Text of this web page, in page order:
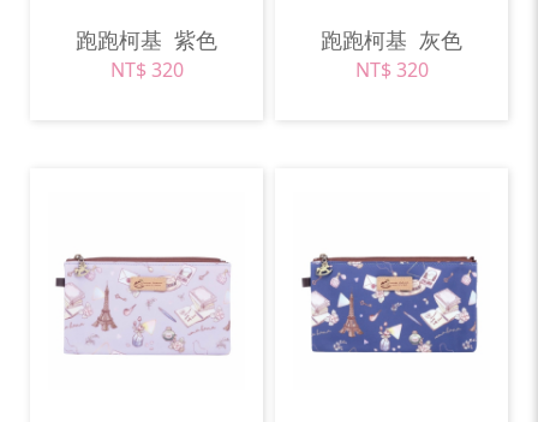
跑跑柯基 紫色
NT$ 320
跑跑柯基 灰色
NT$ 320